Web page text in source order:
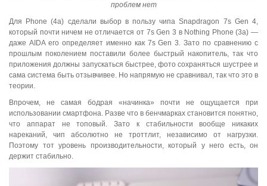
проблем нет
Для Phone (4a) сделали выбор в пользу чипа Snapdragon 7s Gen 4,
который почти ничем не отличается от 7s Gen 3 в Nothing Phone (3a) —
даже AIDA его определяет именно как 7s Gen 3. Зато по сравнению с
прошлым поколением поставили более быстрый накопитель, так что
приложения должны запускаться быстрее, фото сохраняться шустрее и
сама система быть отзывчивее. Но напрямую не сравнивал, так что это в
теории.
Впрочем, не самая бодрая «начинка» почти не ощущается при
использовании смартфона. Разве что в бенчмарках становится понятно,
что аппарат не топовый. Зато к стабильности вообще никаких
нареканий, чип абсолютно не троттлит, независимо от нагрузки.
Поэтому тот уровень производительности, который у него есть, он
держит стабильно.